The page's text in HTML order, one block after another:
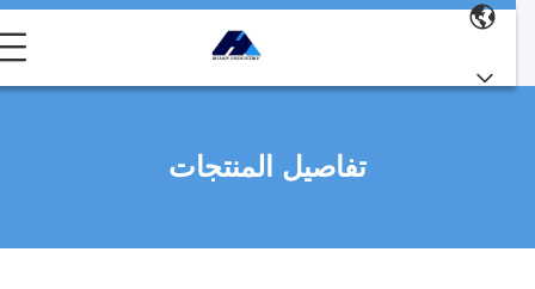
تفاصيل المنتجات